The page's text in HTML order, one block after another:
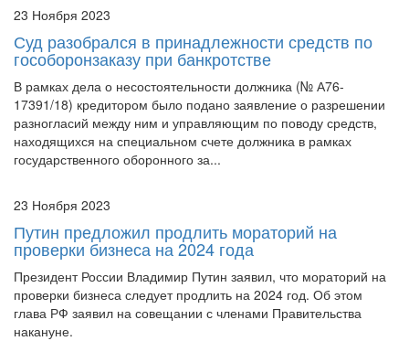
23 Ноября 2023
Суд разобрался в принадлежности средств по
гособоронзаказу при банкротстве
В рамках дела о несостоятельности должника (№ А76-
17391/18) кредитором было подано заявление о разрешении
разногласий между ним и управляющим по поводу средств,
находящихся на специальном счете должника в рамках
государственного оборонного за...
23 Ноября 2023
Путин предложил продлить мораторий на
проверки бизнеса на 2024 года
Президент России Владимир Путин заявил, что мораторий на
проверки бизнеса следует продлить на 2024 год. Об этом
глава РФ заявил на совещании с членами Правительства
накануне.